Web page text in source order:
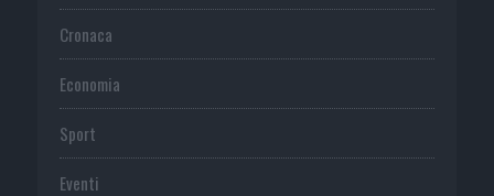
Cronaca
Economia
Sport
Eventi